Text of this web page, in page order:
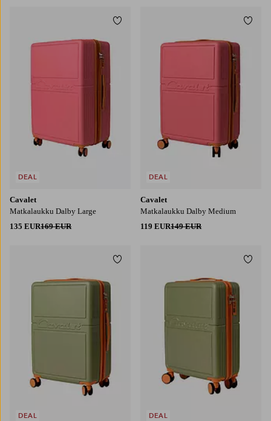
Cavalet
Matkalaukku Dalby Large
135 EUR169 EUR
DEAL
Lisää suosikkeihin
Cavalet
Matkalaukku Dalby Medium
119 EUR149 EUR
DEAL
DEAL
Lisää suosikkeihin
DEAL